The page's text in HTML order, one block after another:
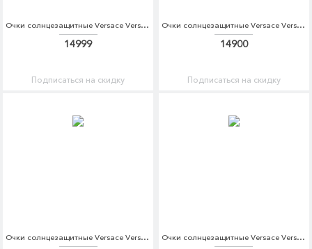
Очки солнцезащитные Versace Versace VE110DWOXT31
14999
Подписаться на скидку
Очки солнцезащитные Versace Versace VE110DWDBDS5
14900
Подписаться на скидку
Очки солнцезащитные Versace Versace VE110DWDBDT2 Очки солнцезащитные Versace Versace VE110DWOXT35